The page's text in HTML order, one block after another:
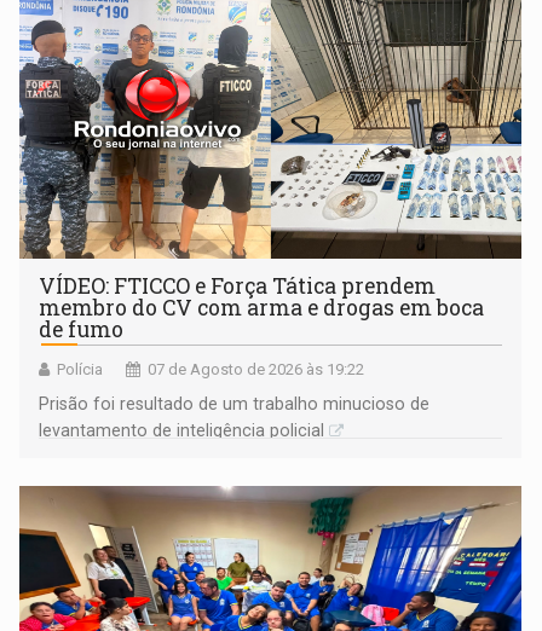
VÍDEO: FTICCO e Força Tática prendem
membro do CV com arma e drogas em boca
de fumo
Polícia 07 de Agosto de 2026 às 19:22
Prisão foi resultado de um trabalho minucioso de
levantamento de inteligência policial